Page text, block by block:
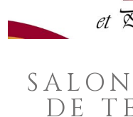
DE